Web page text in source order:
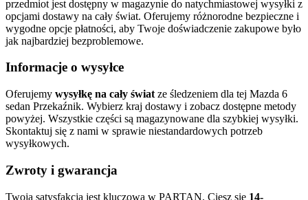
przedmiot jest dostępny w magazynie do natychmiastowej wysyłki z
opcjami dostawy na cały świat. Oferujemy różnorodne bezpieczne i
wygodne opcje płatności, aby Twoje doświadczenie zakupowe było
jak najbardziej bezproblemowe.
Informacje o wysyłce
Oferujemy wysyłkę na cały świat ze śledzeniem dla tej Mazda 6
sedan Przekaźnik. Wybierz kraj dostawy i zobacz dostępne metody
powyżej. Wszystkie części są magazynowane dla szybkiej wysyłki.
Skontaktuj się z nami w sprawie niestandardowych potrzeb
wysyłkowych.
Zwroty i gwarancja
Twoja satysfakcja jest kluczowa w PARTAN. Ciesz się 14-